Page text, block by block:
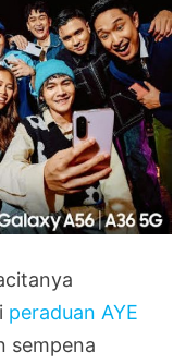
peraduan AYE
sempena